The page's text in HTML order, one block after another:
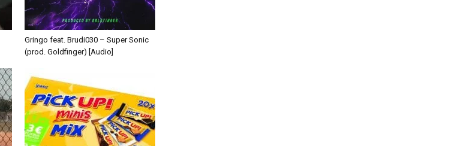
Gringo feat. Brudi030 – Super Sonic
(prod. Goldfinger) [Audio]